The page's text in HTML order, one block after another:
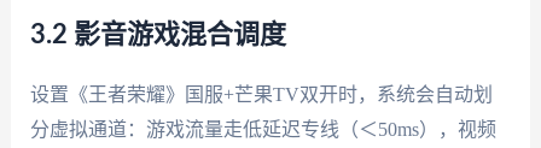
3.2 影音游戏混合调度
设置《王者荣耀》国服+芒果TV双开时，系统会自动划
分虚拟通道：游戏流量走低延迟专线（＜50ms），视频